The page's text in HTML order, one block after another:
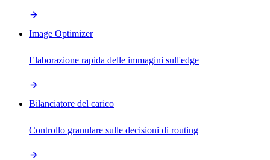
Image Optimizer
Elaborazione rapida delle immagini sull'edge
Bilanciatore del carico
Controllo granulare sulle decisioni di routing